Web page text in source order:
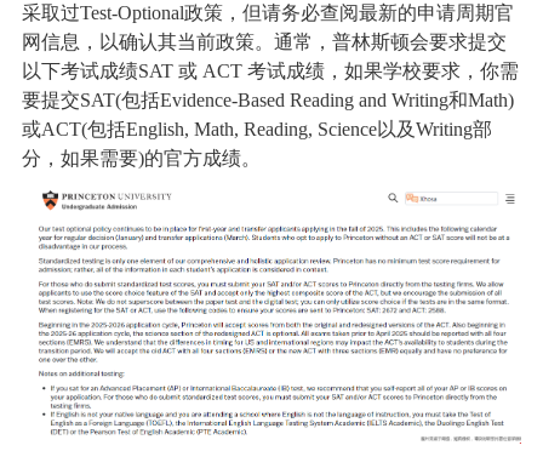
采取过Test-Optional政策，但请务必查阅最新的申请周期官
网信息，以确认其当前政策。通常，普林斯顿会要求提交
以下考试成绩SAT 或 ACT 考试成绩，如果学校要求，你需
要提交SAT(包括Evidence-Based Reading and Writing和Math)
或ACT(包括English, Math, Reading, Science以及Writing部
分，如果需要)的官方成绩。